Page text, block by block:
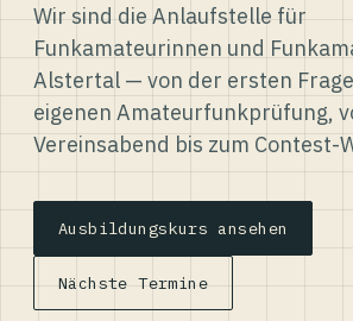
Wir sind die Anlaufstelle für
Funkamateurinnen und
Alstertal — von der ersten
eigenen Amateurfunkprüfung,
Vereinsabend bis zum Contest-
Ausbildungskurs ansehen
Nächste Termine